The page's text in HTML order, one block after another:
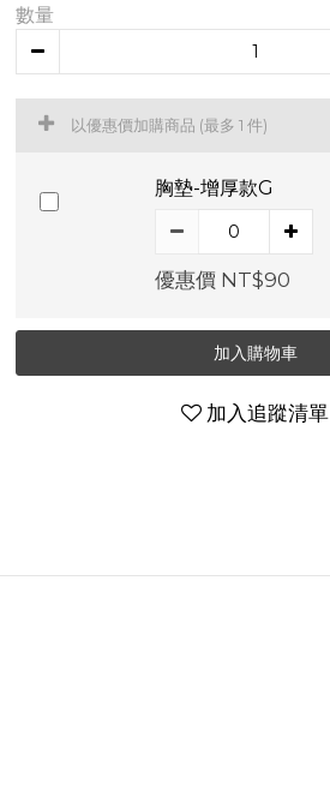
數量
以優惠價加購商品 (最多 1 件)
胸墊-增厚款G
優惠價 NT$90
加入購物車
加入追蹤清單